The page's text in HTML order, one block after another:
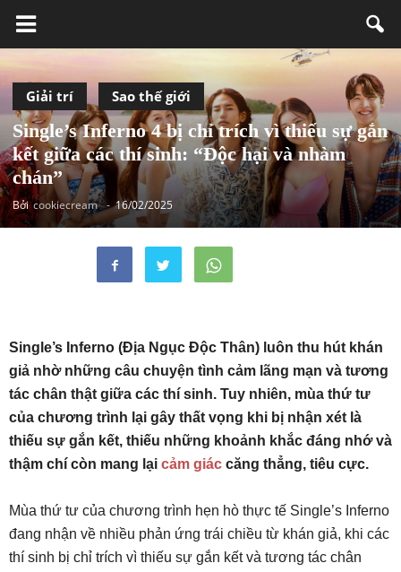
Giải trí Sao thế giới
Single’s Inferno 4 bị chỉ trích vì thiếu sự gắn
kết giữa các thí sinh: “Độc hại và nhàm
chán”
Bởicookiecream - 16/02/2025
Single’s Inferno (Địa Ngục Độc Thân) luôn thu hút khán
giả nhờ những câu chuyện tình cảm lãng mạn và tương
tác chân thật giữa các thí sinh. Tuy nhiên, mùa thứ tư
của chương trình lại gây thất vọng khi bị nhận xét là
thiếu sự gắn kết, thiếu những khoảnh khắc đáng nhớ và
thậm chí còn mang lại cảm giác căng thẳng, tiêu cực.
Mùa thứ tư của chương trình hẹn hò thực tế Single’s Inferno
đang nhận về nhiều phản ứng trái chiều từ khán giả, khi các
thí sinh bị chỉ trích vì thiếu sự gắn kết và tương tác chân